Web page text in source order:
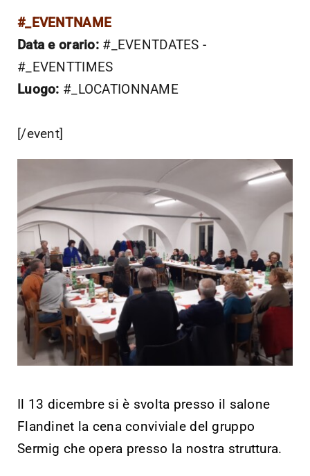
#_EVENTNAME
Data e orario: #_EVENTDATES -
#_EVENTTIMES
Luogo: #_LOCATIONNAME
[/event]
Il 13 dicembre si è svolta presso il salone
Flandinet la cena conviviale del gruppo
Sermig che opera presso la nostra struttura.